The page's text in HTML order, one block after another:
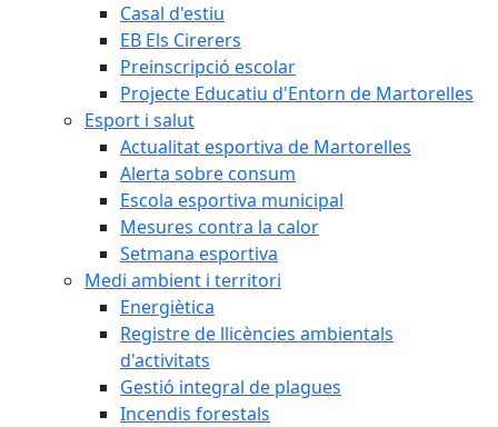
Casal d'estiu
EB Els Cirerers
Preinscripció escolar
Projecte Educatiu d'Entorn de Martorelles
Esport i salut
Actualitat esportiva de Martorelles
Alerta sobre consum
Escola esportiva municipal
Mesures contra la calor
Setmana esportiva
Medi ambient i territori
Energiètica
Registre de llicències ambientals
d'activitats
Gestió integral de plagues
Incendis forestals